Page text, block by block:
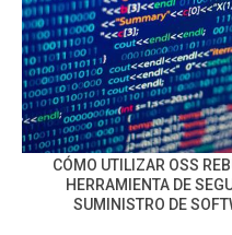
CÓMO UTILIZAR OSS
HERRAMIENTA DE
SUMINISTRO DE